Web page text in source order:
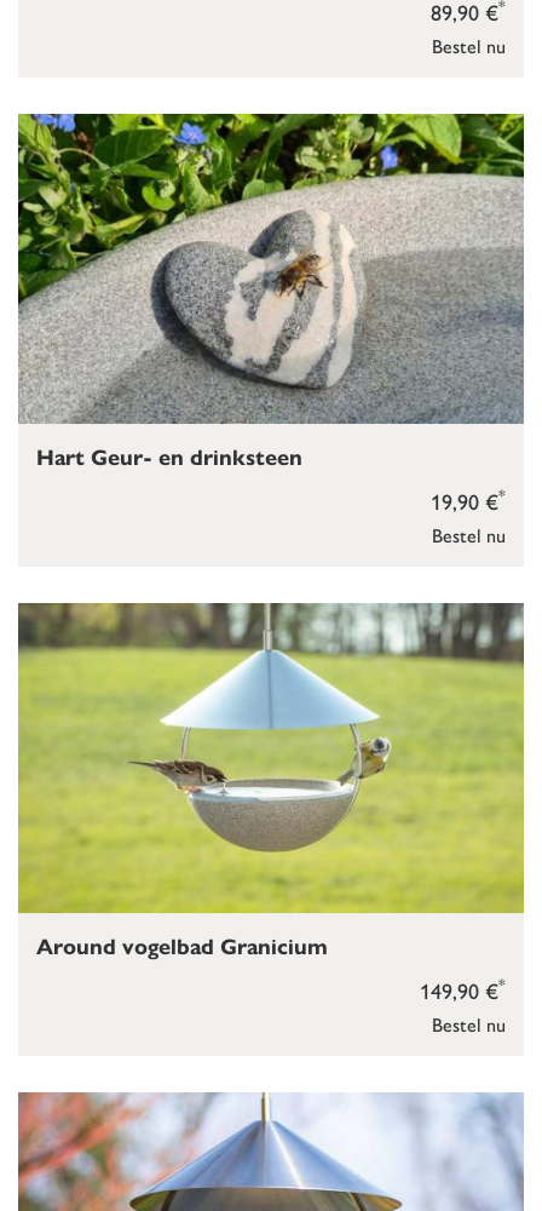
Bestel nu
89,90 €*
Bestel nu
19,90 €*
Hart Geur- en drinksteen
Bestel nu
149,90 €*
Around vogelbad Granicium